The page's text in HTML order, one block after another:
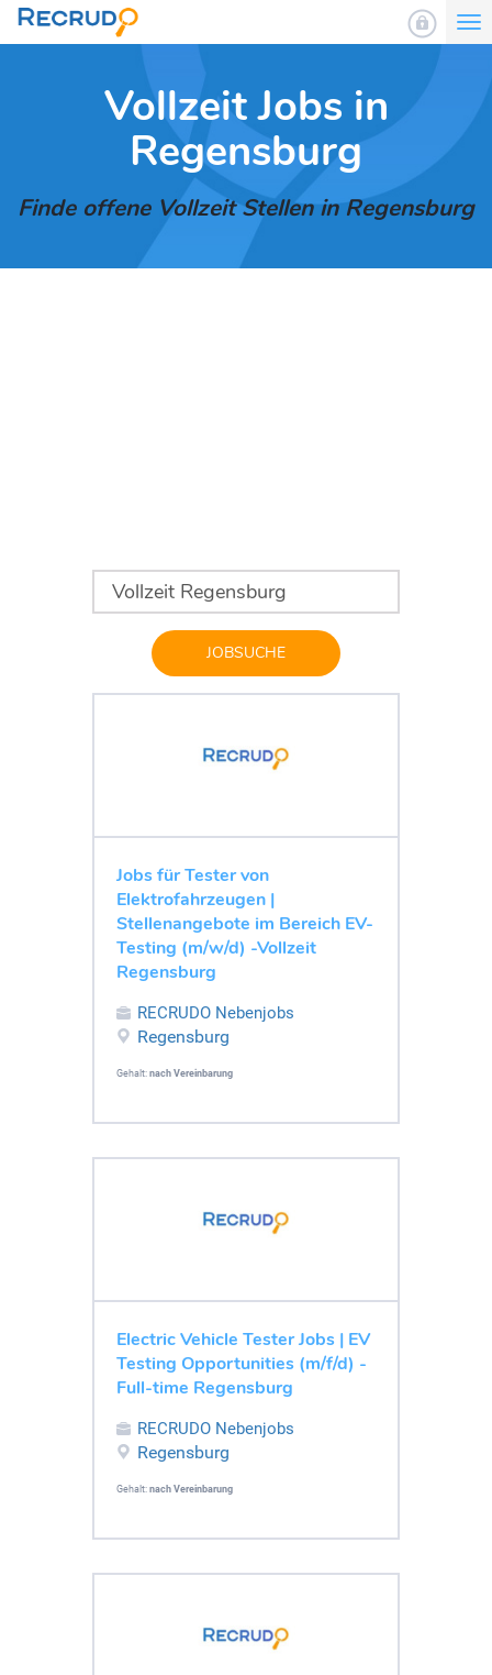
Vollzeit Jobs in
Regensburg
Finde offene Vollzeit Stellen in Regensburg
JOBSUCHE
Jobs für Tester von
Elektrofahrzeugen |
Stellenangebote im Bereich EV-
Testing (m/w/d) -Vollzeit
Regensburg
RECRUDO Nebenjobs
Regensburg
Gehalt: nach Vereinbarung
Electric Vehicle Tester Jobs | EV
Testing Opportunities (m/f/d) -
Full-time Regensburg
RECRUDO Nebenjobs
Regensburg
Gehalt: nach Vereinbarung